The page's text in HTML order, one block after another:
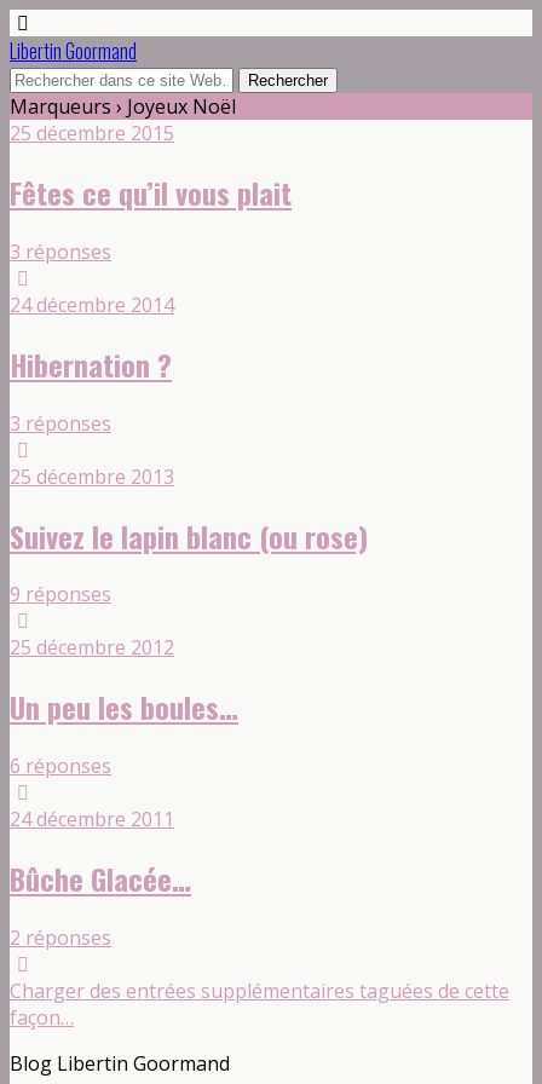
Libertin Goormand
Marqueurs › Joyeux Noël
25 décembre 2015
Fêtes ce qu’il vous plait
3 réponses
24 décembre 2014
Hibernation ?
3 réponses
25 décembre 2013
Suivez le lapin blanc (ou rose)
9 réponses
25 décembre 2012
Un peu les boules…
6 réponses
24 décembre 2011
Bûche Glacée…
2 réponses
Charger des entrées supplémentaires taguées de cette
façon…
Blog Libertin Goormand